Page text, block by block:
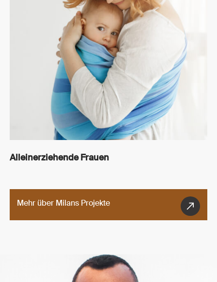
Alleinerziehende Frauen
Mehr über Milans Projekte